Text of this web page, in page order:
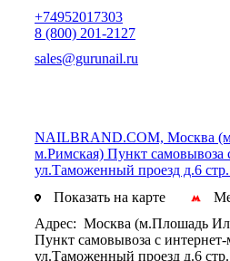
+74952017303
8 (800) 201-2127
sales@gurunail.ru
NAILBRAND.COM, Москва
м.Римская) Пункт самовывоза
ул.Таможенный проезд д.6
Показать на карте
Адрес: Москва (м.Плошадь
Пункт самовывоза с интернет-
ул.Таможенный проезд д.6